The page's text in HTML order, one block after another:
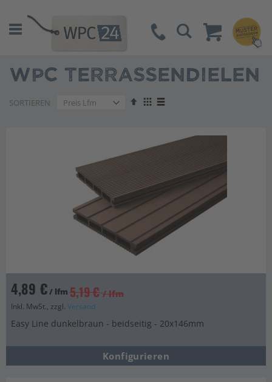
Suche
WPC TERRASSENDIELEN
SORTIEREN
AbsteigendAnzeigen
4,89 €/ lfm 5,19 € / lfm
Inkl. MwSt., zzgl. Versand
Easy Line dunkelbraun - beidseitig - 20x146mm
Konfigurieren